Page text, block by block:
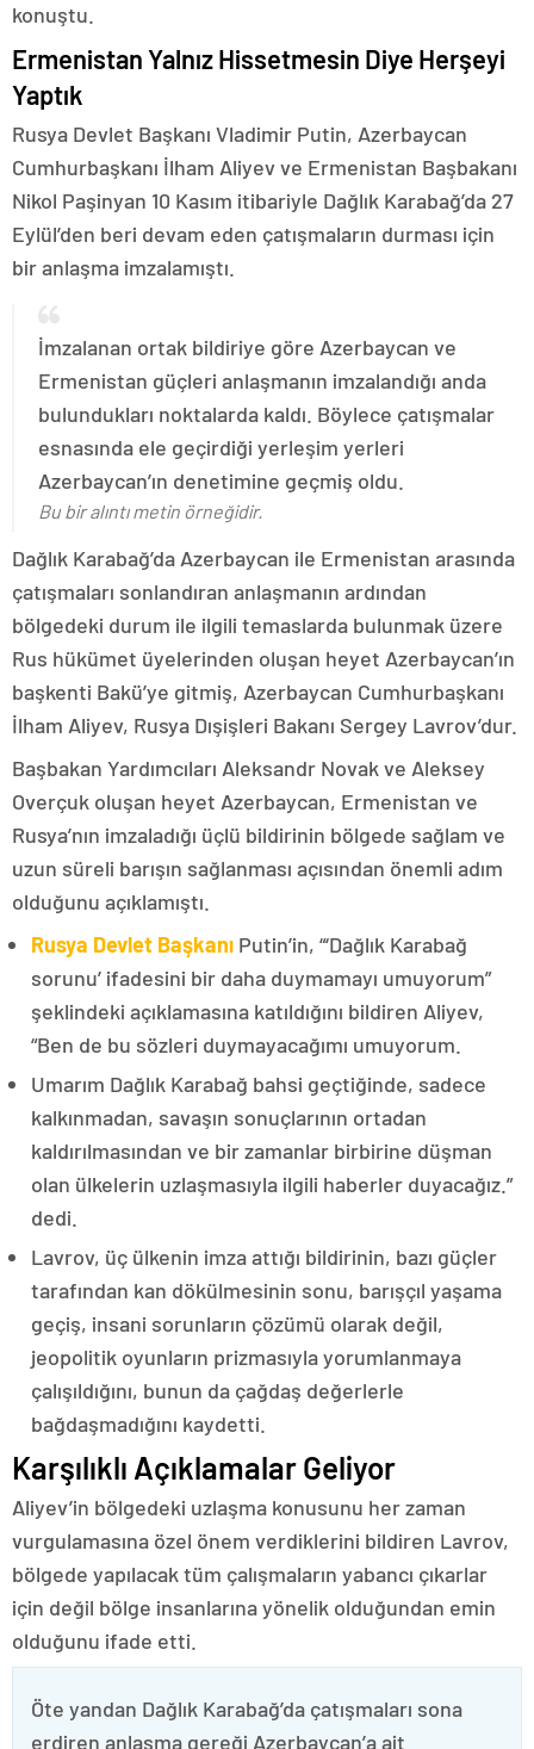
konuştu.
Ermenistan Yalnız Hissetmesin Diye Herşeyi
Yaptık
Rusya Devlet Başkanı Vladimir Putin, Azerbaycan
Cumhurbaşkanı İlham Aliyev ve Ermenistan Başbakanı
Nikol Paşinyan 10 Kasım itibariyle Dağlık Karabağ’da 27
Eylül’den beri devam eden çatışmaların durması için
bir anlaşma imzalamıştı.
İmzalanan ortak bildiriye göre Azerbaycan ve
Ermenistan güçleri anlaşmanın imzalandığı anda
bulundukları noktalarda kaldı. Böylece çatışmalar
esnasında ele geçirdiği yerleşim yerleri
Azerbaycan’ın denetimine geçmiş oldu.
Bu bir alıntı metin örneğidir.
Dağlık Karabağ’da Azerbaycan ile Ermenistan arasında
çatışmaları sonlandıran anlaşmanın ardından
bölgedeki durum ile ilgili temaslarda bulunmak üzere
Rus hükümet üyelerinden oluşan heyet Azerbaycan’ın
başkenti Bakü’ye gitmiş, Azerbaycan Cumhurbaşkanı
İlham Aliyev, Rusya Dışişleri Bakanı Sergey Lavrov’dur.
Başbakan Yardımcıları Aleksandr Novak ve Aleksey
Overçuk oluşan heyet Azerbaycan, Ermenistan ve
Rusya’nın imzaladığı üçlü bildirinin bölgede sağlam ve
uzun süreli barışın sağlanması açısından önemli adım
olduğunu açıklamıştı.
Rusya Devlet Başkanı Putin’in, “‘Dağlık Karabağ
sorunu’ ifadesini bir daha duymamayı umuyorum”
şeklindeki açıklamasına katıldığını bildiren Aliyev,
“Ben de bu sözleri duymayacağımı umuyorum.
Umarım Dağlık Karabağ bahsi geçtiğinde, sadece
kalkınmadan, savaşın sonuçlarının ortadan
kaldırılmasından ve bir zamanlar birbirine düşman
olan ülkelerin uzlaşmasıyla ilgili haberler duyacağız.”
dedi.
Lavrov, üç ülkenin imza attığı bildirinin, bazı güçler
tarafından kan dökülmesinin sonu, barışçıl yaşama
geçiş, insani sorunların çözümü olarak değil,
jeopolitik oyunların prizmasıyla yorumlanmaya
çalışıldığını, bunun da çağdaş değerlerle
bağdaşmadığını kaydetti.
Karşılıklı Açıklamalar Geliyor
Aliyev’in bölgedeki uzlaşma konusunu her zaman
vurgulamasına özel önem verdiklerini bildiren Lavrov,
bölgede yapılacak tüm çalışmaların yabancı çıkarlar
için değil bölge insanlarına yönelik olduğundan emin
olduğunu ifade etti.
Öte yandan Dağlık Karabağ’da çatışmaları sona
erdiren anlaşma gereği Azerbaycan’a ait